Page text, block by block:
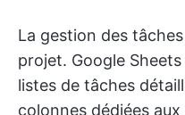
La gestion des
projet. Google
listes de tâches
colonnes dédiées